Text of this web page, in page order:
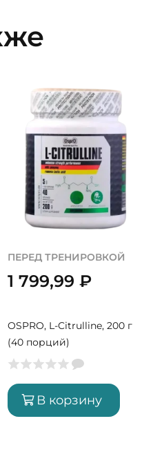
ПЕРЕД ТРЕНИРОВКОЙ
1 799,99₽
OSPRO, L-Citrulline, 200 г
(40 порций)
В корзину